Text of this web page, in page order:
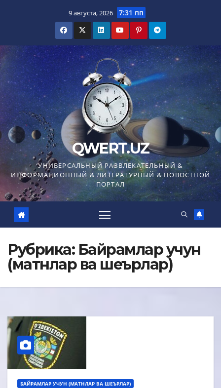
9 августа, 2026 7:31 пп
QWERT.UZ
УНИВЕРСАЛЬНЫЙ РАЗВЛЕКАТЕЛЬНЫЙ &
ИНФОРМАЦИОННЫЙ & ЛИТЕРАТУРНЫЙ & НОВОСТНОЙ
ПОРТАЛ
Рубрика: Байрамлар учун
(матнлар ва шеърлар)
БАЙРАМЛАР УЧУН (МАТНЛАР ВА ШЕЪРЛАР)